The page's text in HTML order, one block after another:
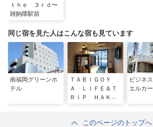
ｔｈｅ ３ｒｄ〜
雑餉隈駅前
同じ宿を見た人はこんな宿も見ています
南福岡グリーンホ
テル
ＴＡＢＩＧＯＹ
Ａ ＬＩＦＥ＆Ｔ
ＲＩＰ ＨＡＫＡ
ビジネ
エルカ
このページのトップへ